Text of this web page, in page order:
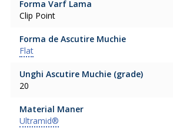
Forma Varf Lama
Clip Point
Forma de Ascutire Muchie
Flat
Unghi Ascutire Muchie (grade)
20
Material Maner
Ultramid®